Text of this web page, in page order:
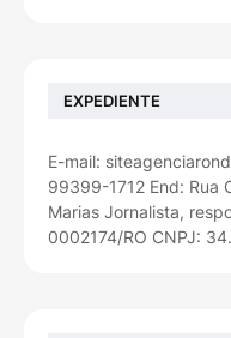
EXPEDIENTE
E-mail:
99399-1712 End: Rua
Marias Jornalista,
0002174/RO CNPJ: